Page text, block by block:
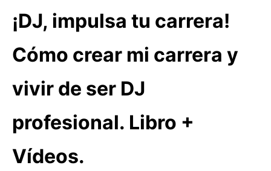
¡DJ, impulsa tu carrera!
Cómo crear mi carrera y
vivir de ser DJ
profesional. Libro +
Vídeos.